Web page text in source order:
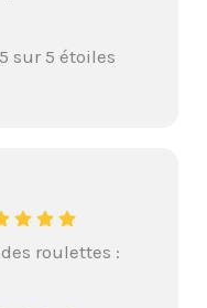
sur 5 étoiles
roulettes :